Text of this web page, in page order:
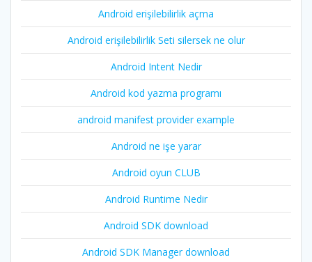
Android erişilebilirlik açma
Android erişilebilirlik Seti silersek ne olur
Android Intent Nedir
Android kod yazma programı
android manifest provider example
Android ne işe yarar
Android oyun CLUB
Android Runtime Nedir
Android SDK download
Android SDK Manager download